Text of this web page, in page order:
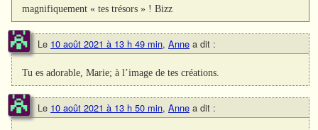
magnifiquement « tes trésors » ! Bizz
Le 10 août 2021 à 13 h 49 min, Anne a dit :
Tu es adorable, Marie; à l’image de tes créations.
Le 10 août 2021 à 13 h 50 min, Anne a dit :